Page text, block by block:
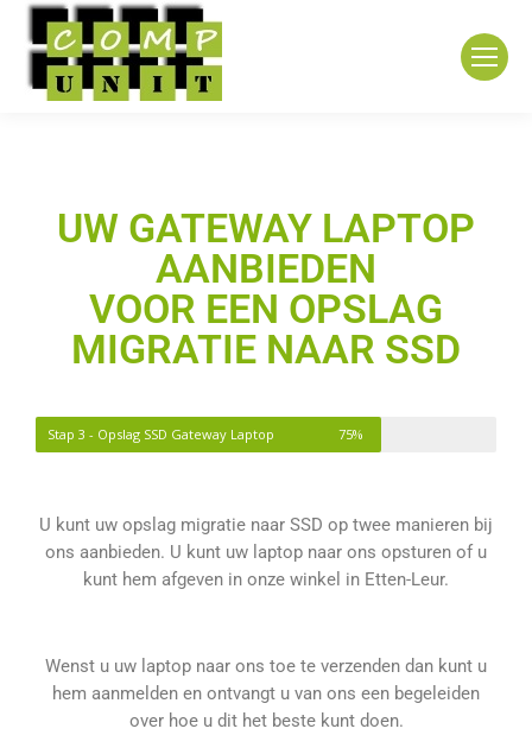
UW GATEWAY LAPTOP
AANBIEDEN
VOOR EEN OPSLAG
MIGRATIE NAAR SSD
Stap 3 - Opslag SSD Gateway Laptop 75%
U kunt uw opslag migratie naar SSD op twee manieren bij
ons aanbieden. U kunt uw laptop naar ons opsturen of u
kunt hem afgeven in onze winkel in Etten-Leur.
Wenst u uw laptop naar ons toe te verzenden dan kunt u
hem aanmelden en ontvangt u van ons een begeleiden
over hoe u dit het beste kunt doen.